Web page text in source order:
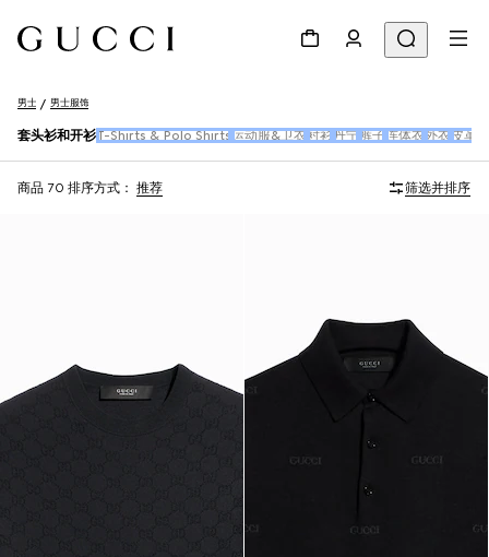
男士 男士服饰
套头衫和开衫 T-Shirts & Polo Shirts 运动服&卫衣 衬衫 丹宁 裤子 连体衣 外衣 皮革
商品 70 排序方式： 推荐 筛选并排序